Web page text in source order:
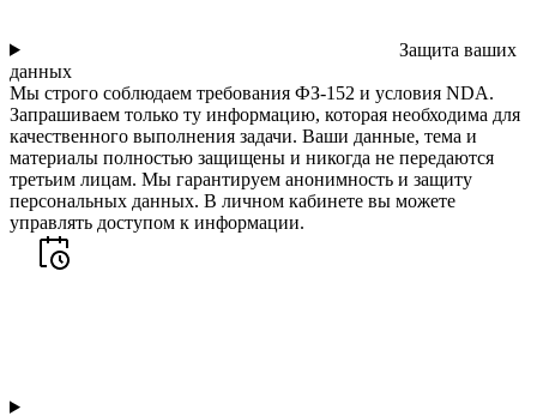
Защита ваших
данных
Мы строго соблюдаем требования ФЗ-152 и условия NDA.
Запрашиваем только ту информацию, которая необходима для
качественного выполнения задачи. Ваши данные, тема и
материалы полностью защищены и никогда не передаются
третьим лицам. Мы гарантируем анонимность и защиту
персональных данных. В личном кабинете вы можете
управлять доступом к информации.